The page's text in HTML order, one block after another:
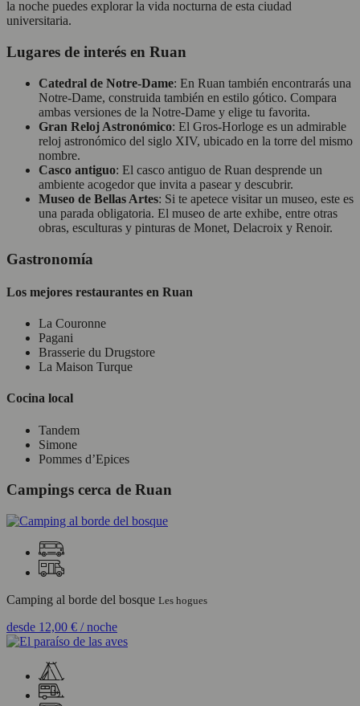
la noche puedes explorar la vida nocturna de esta ciudad
universitaria.
Lugares de interés en Ruan
Catedral de Notre-Dame: En Ruan también encontrarás una
Notre-Dame, construida también en estilo gótico. Compara
ambas versiones de la Notre-Dame y elige tu favorita.
Gran Reloj Astronómico: El Gros-Horloge es un admirable
reloj astronómico del siglo XIV, ubicado en la torre del mismo
nombre.
Casco antiguo: El casco antiguo de Ruan desprende un
ambiente acogedor que invita a pasear y descubrir.
Museo de Bellas Artes: Si te apetece visitar un museo, este es
una parada obligatoria. El museo de arte exhibe, entre otras
obras, esculturas y pinturas de Monet, Delacroix y Renoir.
Gastronomía
Los mejores restaurantes en Ruan
La Couronne
Pagani
Brasserie du Drugstore
La Maison Turque
Cocina local
Tandem
Simone
Pommes d’Epices
Campings cerca de Ruan
Camping al borde del bosque Les hogues
desde 12,00 € / noche